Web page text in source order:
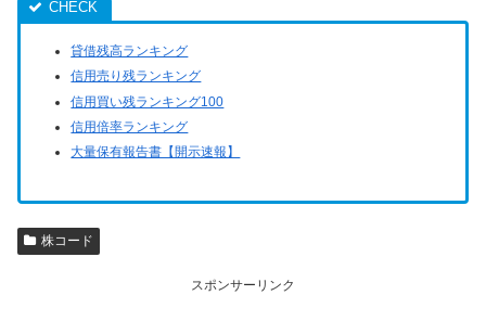
貸借残高ランキング
信用売り残ランキング
信用買い残ランキング100
信用倍率ランキング
大量保有報告書【開示速報】
株コード
スポンサーリンク